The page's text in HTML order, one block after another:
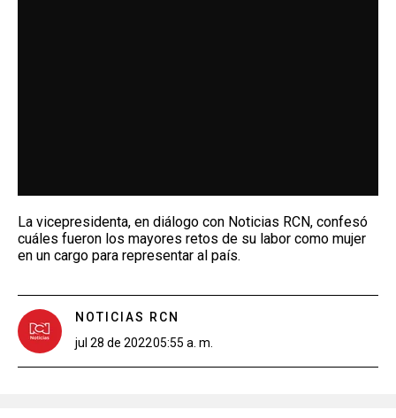
La vicepresidenta, en diálogo con Noticias RCN, confesó
cuáles fueron los mayores retos de su labor como mujer
en un cargo para representar al país.
NOTICIAS RCN
jul 28 de 202205:55 a. m.